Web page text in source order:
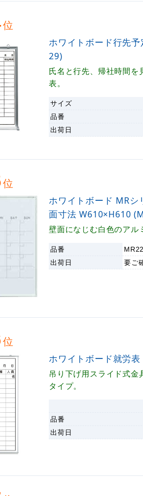
位
ホワイトボード行先
29)
氏名と行先、帰社時間を
表。
サイズ
品番
出荷日
位
ホワイトボード MRシ
面寸法 W610×H610
壁面になじむ白色のアル
品番
出荷日 要ご
位
ホワイトボード就労
吊り下げ用スライド式金
タイプ。
品番
出荷日